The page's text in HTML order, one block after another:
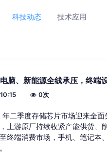
科技动态 技术应用
脑、新能源全线承压，终端
0次
二季度存储芯片市场迎来全
上游原厂持续收紧产能供货
终端消费市场，手机、笔记